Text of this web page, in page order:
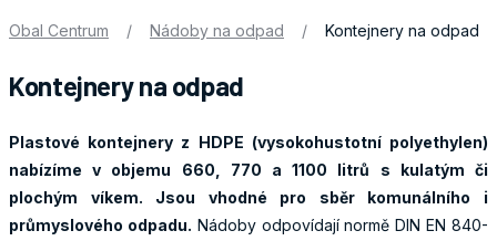
Obal Centrum / Nádoby na odpad / Kontejnery na odpad
Kontejnery na odpad
Plastové kontejnery z HDPE (vysokohustotní polyethylen)
nabízíme v objemu 660, 770 a 1100 litrů s kulatým či
plochým víkem. Jsou vhodné pro sběr komunálního i
průmyslového odpadu. Nádoby odpovídají normě DIN EN 840-